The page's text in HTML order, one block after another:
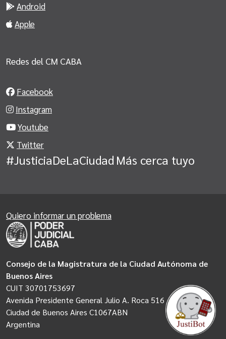
Android
Apple
Redes del CM CABA
Facebook
Instagram
Youtube
Twitter
#JusticiaDeLaCiudad Más cerca tuyo
Consejo de la Magistratura de la Ciudad Autónoma de
Buenos Aires
CUIT 30701753697
Avenida Presidente General Julio A. Roca 516
Ciudad de Buenos Aires C1067ABN
Argentina
Quiero informar un problema